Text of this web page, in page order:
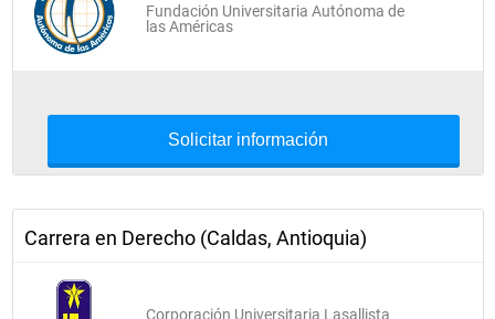
Fundación Universitaria Autónoma de
las Américas
Solicitar información
Carrera en Derecho (Caldas, Antioquia)
Corporación Universitaria Lasallista